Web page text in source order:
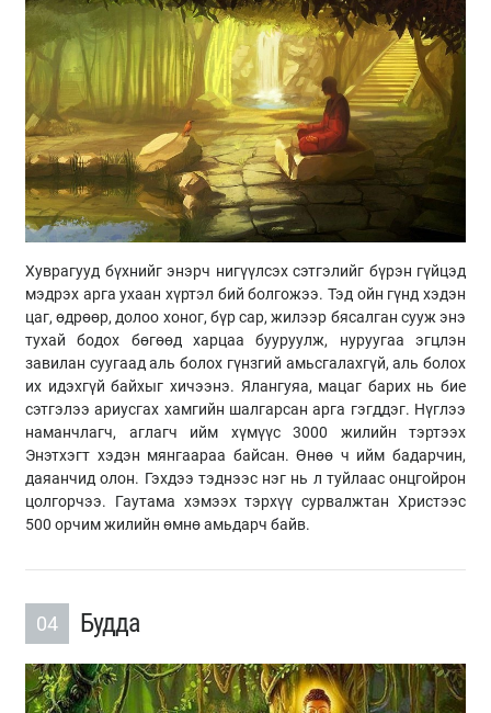
Хуврагууд бүхнийг энэрч нигүүлсэх сэтгэлийг бүрэн гүйцэд
мэдрэх арга ухаан хүртэл бий болгожээ. Тэд ойн гүнд хэдэн
цаг, өдрөөр, долоо хоног, бүр сар, жилээр бясалган сууж энэ
тухай бодох бөгөөд харцаа бууруулж, нуруугаа эгцлэн
завилан суугаад аль болох гүнзгий амьсгалахгүй, аль болох
их идэхгүй байхыг хичээнэ. Ялангуяа, мацаг барих нь бие
сэтгэлээ ариусгах хамгийн шалгарсан арга гэгддэг. Нүглээ
наманчлагч, аглагч ийм хүмүүс 3000 жилийн тэртээх
Энэтхэгт хэдэн мянгаараа байсан. Өнөө ч ийм бадарчин,
даяанчид олон. Гэхдээ тэднээс нэг нь л туйлаас онцгойрон
цолгорчээ. Гаутама хэмээх тэрхүү сурвалжтан Христээс
500 орчим жилийн өмнө амьдарч байв.
04 Будда